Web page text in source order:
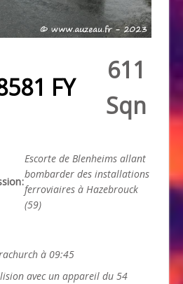
FY
611
Sqn
:
Escorte de Blenheims allant
bombarder des installations
ferroviaires à Hazebrouck
(59)
à 09:45
avec un appareil du 54